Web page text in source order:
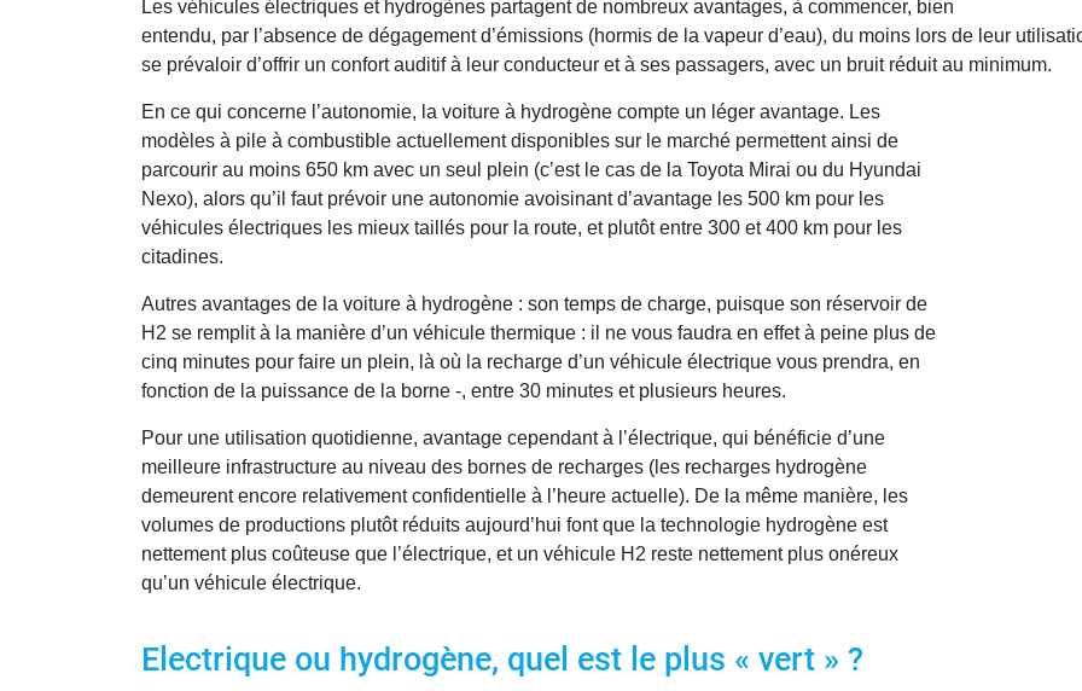
Les véhicules électriques et hydrogènes partagent de nombreux avantages, à commencer, bien
entendu, par l’absence de dégagement d’émissions (hormis de la vapeur d’eau), du moins lors de leur
se prévaloir d’offrir un confort auditif à leur conducteur et à ses passagers, avec un bruit réduit au minimum.
En ce qui concerne l’autonomie, la voiture à hydrogène compte un léger avantage. Les
modèles à pile à combustible actuellement disponibles sur le marché permettent ainsi de
parcourir au moins 650 km avec un seul plein (c’est le cas de la Toyota Mirai ou du Hyundai
Nexo), alors qu’il faut prévoir une autonomie avoisinant d’avantage les 500 km pour les
véhicules électriques les mieux taillés pour la route, et plutôt entre 300 et 400 km pour les
citadines.
Autres avantages de la voiture à hydrogène : son temps de charge, puisque son réservoir de
H2 se remplit à la manière d’un véhicule thermique : il ne vous faudra en effet à peine plus de
cinq minutes pour faire un plein, là où la recharge d’un véhicule électrique vous prendra, en
fonction de la puissance de la borne -, entre 30 minutes et plusieurs heures.
Pour une utilisation quotidienne, avantage cependant à l’électrique, qui bénéficie d’une
meilleure infrastructure au niveau des bornes de recharges (les recharges hydrogène
demeurent encore relativement confidentielle à l’heure actuelle). De la même manière, les
volumes de productions plutôt réduits aujourd’hui font que la technologie hydrogène est
nettement plus coûteuse que l’électrique, et un véhicule H2 reste nettement plus onéreux
qu’un véhicule électrique.
Electrique ou hydrogène, quel est le plus « vert » ?